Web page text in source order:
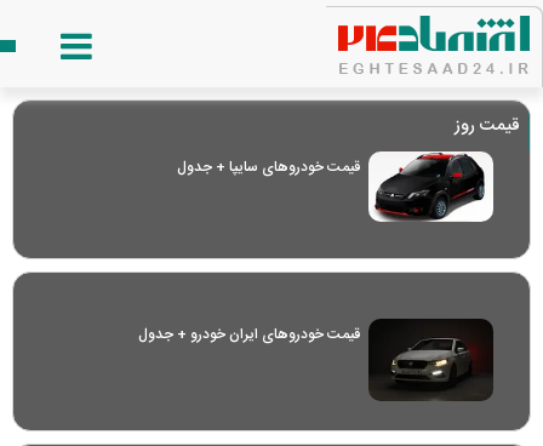
قیمت روز
قیمت خودرو‌های سایپا + جدول
قیمت خودرو‌های ایران خودرو + جدول